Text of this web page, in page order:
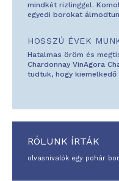
mindkét rizlinggel.
egyedi borokat
HOSSZÚ ÉVEK
Hatalmas öröm és
Chardonnay VinAgora
tudtuk, hogy
RÓLUNK ÍRTÁK
olvasnivalók egy pohár